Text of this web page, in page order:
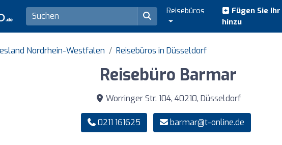
Reisebüros
Fügen Sie
hinzu
Nordrhein-Westfalen Reisebüros in Düsseldorf
Reisebüro Barmar
Worringer Str. 104, 40210, Düsseldorf
0211 161625 barmar@t-online.de